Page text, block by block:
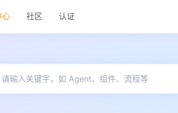
心 社区 认证